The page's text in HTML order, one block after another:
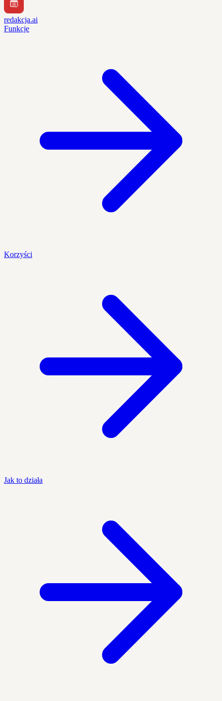
redakcja.ai
Funkcje
Korzyści
Jak to działa